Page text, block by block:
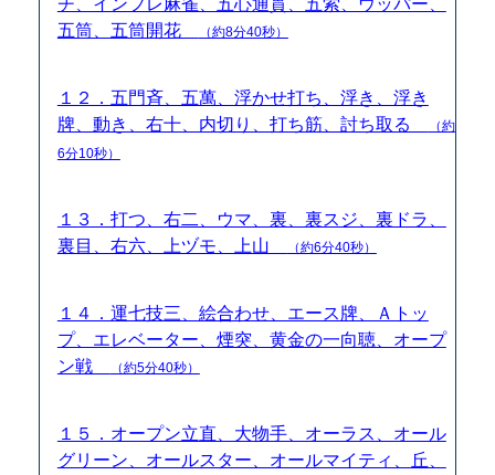
五筒、五筒開花
（約8分40秒）
１２．五門斉、五萬、浮かせ打ち、浮き、浮き
牌、動き、右十、内切り、打ち筋、討ち取る
（約
6分10秒）
１３．打つ、右二、ウマ、裏、裏スジ、裏ドラ、
裏目、右六、上ヅモ、上山
（約6分40秒）
１４．運七技三、絵合わせ、エース牌、Ａトッ
プ、エレベーター、煙突、黄金の一向聴、オープ
ン戦
（約5分40秒）
１５．オープン立直、大物手、オーラス、オール
グリーン、オールスター、オールマイティ、丘、